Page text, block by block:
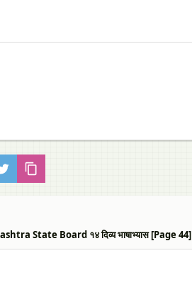
State Board १४ दिव्य भाषाभ्यास [Page 44]